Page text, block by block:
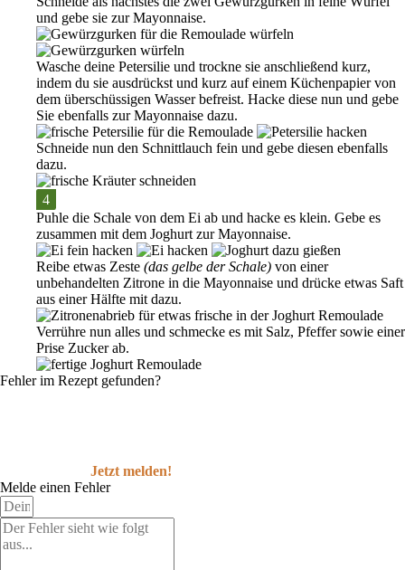
und gebe sie zur Mayonnaise.
Wasche deine Petersilie und trockne sie anschließend kurz,
indem du sie ausdrückst und kurz auf einem Küchenpapier von
dem überschüssigen Wasser befreist. Hacke diese nun und gebe
Sie ebenfalls zur Mayonnaise dazu.
Schneide nun den Schnittlauch fein und gebe diesen ebenfalls
dazu.
Puhle die Schale von dem Ei ab und hacke es klein. Gebe es
zusammen mit dem Joghurt zur Mayonnaise.
Reibe etwas Zeste (das gelbe der Schale) von einer
unbehandelten Zitrone in die Mayonnaise und drücke etwas Saft
aus einer Hälfte mit dazu.
Verrühre nun alles und schmecke es mit Salz, Pfeffer sowie einer
Prise Zucker ab.
Fehler im Rezept gefunden?
Jetzt melden!
Melde einen Fehler